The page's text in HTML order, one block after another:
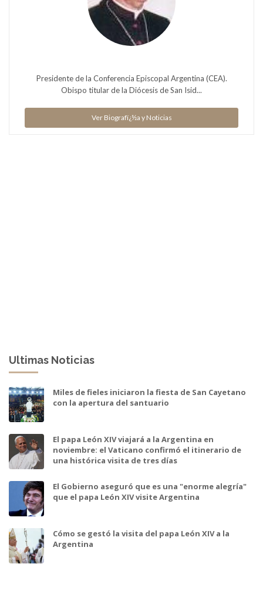
Presidente de la Conferencia Episcopal Argentina (CEA).
Obispo titular de la Diócesis de San Isid...
Ver Biografï¿½a y Noticias
Ultimas Noticias
Miles de fieles iniciaron la fiesta de San Cayetano
con la apertura del santuario
El papa León XIV viajará a la Argentina en
noviembre: el Vaticano confirmó el itinerario de
una histórica visita de tres días
El Gobierno aseguró que es una "enorme alegría"
que el papa León XIV visite Argentina
Cómo se gestó la visita del papa León XIV a la
Argentina